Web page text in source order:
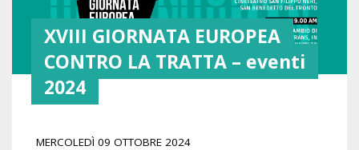
XVIII GIORNATA EUROPEA
CONTRO LA TRATTA – eventi
2024
MERCOLEDÌ 09 OTTOBRE 2024